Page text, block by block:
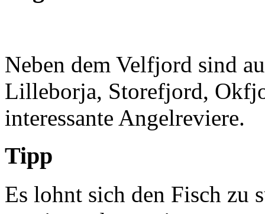
Neben dem Velfjord sind
Lilleborja, Storefjord,
interessante Angelreviere.
Tipp
Es lohnt sich den Fisch zu